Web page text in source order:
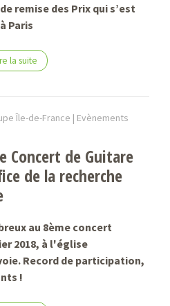
remise des Prix qui s’est
Paris
la suite
Île-de-France | Evènements
Concert de Guitare
de la recherche
au 8ème concert
2018, à l'église
Record de participation,
!